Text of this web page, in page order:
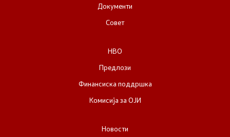
Документи
Совет
НВО
Предлози
Финансиска поддршка
Комисија за ОЈИ
Новости